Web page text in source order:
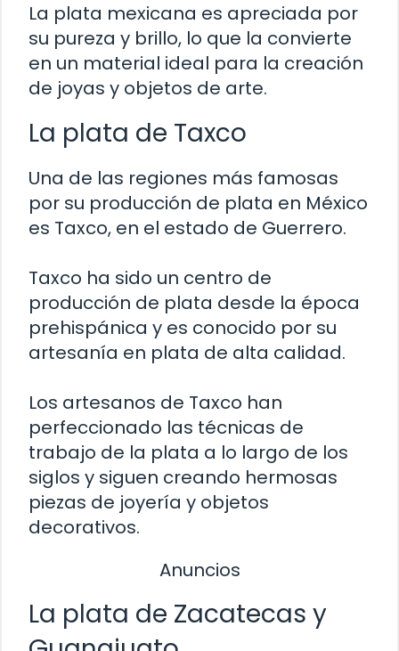
La plata mexicana es apreciada por
su pureza y brillo, lo que la convierte
en un material ideal para la creación
de joyas y objetos de arte.
La plata de Taxco
Una de las regiones más famosas
por su producción de plata en México
es Taxco, en el estado de Guerrero.
Taxco ha sido un centro de
producción de plata desde la época
prehispánica y es conocido por su
artesanía en plata de alta calidad.
Los artesanos de Taxco han
perfeccionado las técnicas de
trabajo de la plata a lo largo de los
siglos y siguen creando hermosas
piezas de joyería y objetos
decorativos.
Anuncios
La plata de Zacatecas y